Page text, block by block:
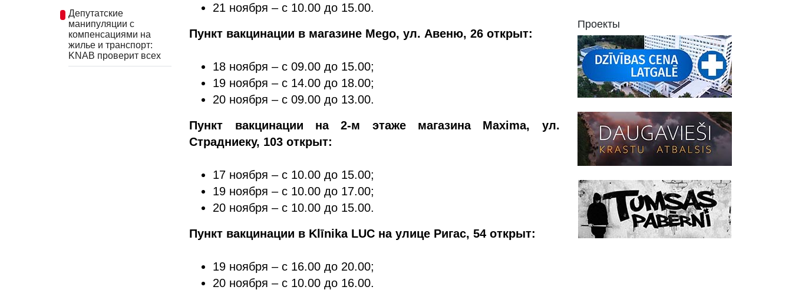
Депутатские
манипуляции с
компенсациями на
жилье и транспорт:
KNAB проверит всех
21 ноября – с 10.00 до 15.00.
Пункт вакцинации в магазине Mego, ул. Авеню, 26 открыт:
18 ноября – с 09.00 до 15.00;
19 ноября – с 14.00 до 18.00;
20 ноября – с 09.00 до 13.00.
Пункт вакцинации на 2-м этаже магазина Maxima, ул.
Страдниеку, 103 открыт:
17 ноября – с 10.00 до 15.00;
19 ноября – с 10.00 до 17.00;
20 ноября – с 10.00 до 15.00.
Пункт вакцинации в Klīnika LUC на улице Ригас, 54 открыт:
19 ноября – с 16.00 до 20.00;
20 ноября – с 10.00 до 16.00.
Проекты